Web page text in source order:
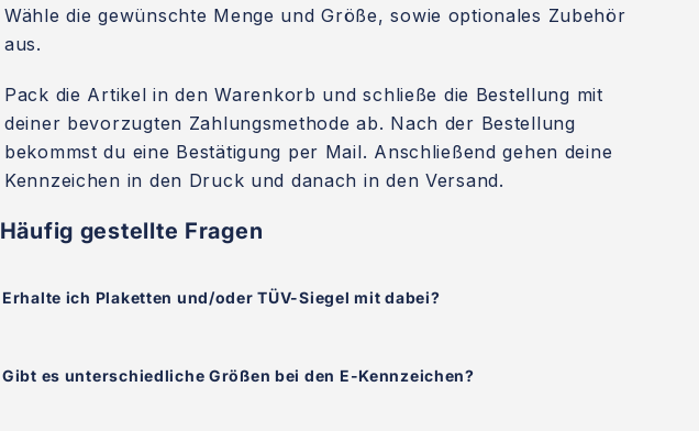
Wähle die gewünschte Menge und Größe, sowie optionales Zubehör
aus.
Pack die Artikel in den Warenkorb und schließe die Bestellung mit
deiner bevorzugten Zahlungsmethode ab. Nach der Bestellung
bekommst du eine Bestätigung per Mail. Anschließend gehen deine
Kennzeichen in den Druck und danach in den Versand.
Häufig gestellte Fragen
Erhalte ich Plaketten und/oder TÜV-Siegel mit dabei?
Gibt es unterschiedliche Größen bei den E-Kennzeichen?